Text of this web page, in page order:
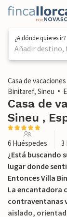
¿A dónde quieres ir?
Añadir destino,
1 / 47
Casa de vacaciones
Binitaref, Sineu
Casa de
Sineu ,
6 Huéspedes 3
¿Está buscando
lugar donde
Entonces Villa
La encantadora
contraventanas
aislado,